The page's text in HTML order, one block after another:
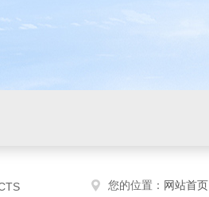
您的位置： 网站首页